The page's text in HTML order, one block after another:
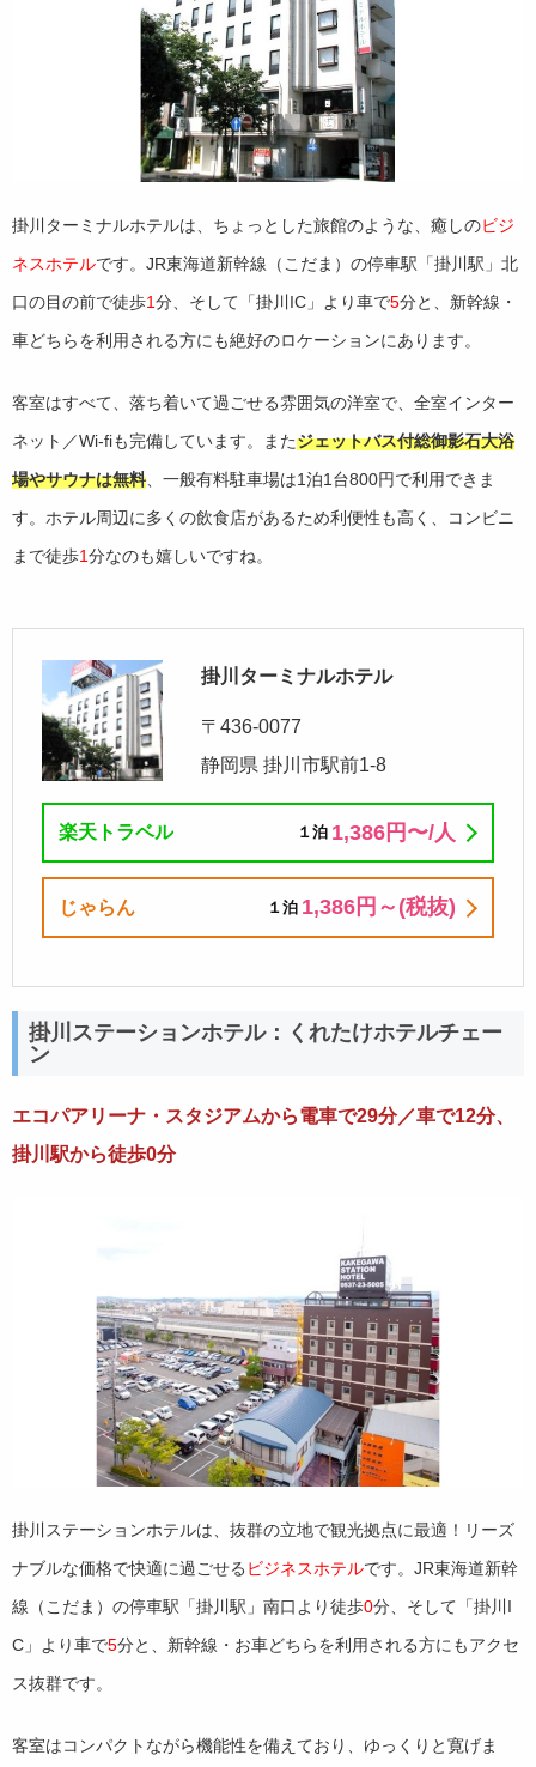
掛川ターミナルホテルは、ちょっとした旅館のような、癒しのビジ
ネスホテルです。JR東海道新幹線（こだま）の停車駅「掛川駅」北
口の目の前で徒歩1分、そして「掛川IC」より車で5分と、新幹線・
車どちらを利用される方にも絶好のロケーションにあります。
客室はすべて、落ち着いて過ごせる雰囲気の洋室で、全室インター
ネット／Wi-fiも完備しています。またジェットバス付総御影石大浴
場やサウナは無料 、一般有料駐車場は1泊1台800円で利用できま
す。ホテル周辺に多くの飲食店があるため利便性も高く、コンビニ
まで徒歩1分なのも嬉しいですね。
掛川ターミナルホテル
〒436-0077
静岡県 掛川市駅前1-8
楽天トラベル １泊 1,386円〜/⼈
じゃらん １泊 1,386円～(税抜)
掛川ステーションホテル：くれたけホテルチェー
ン
エコパアリーナ・スタジアムから電車で29分／車で12分、
掛川駅から徒歩0分
掛川ステーションホテルは、抜群の立地で観光拠点に最適！リーズ
ナブルな価格で快適に過ごせる ビジネスホテルです。JR東海道新幹
線（こだま）の停車駅「掛川駅」南口より徒歩0分、そして「掛川I
C」より車で5分と、新幹線・お車どちらを利用される方にもアクセ
ス抜群です。
客室はコンパクトながら機能性を備えており、ゆっくりと寛げま